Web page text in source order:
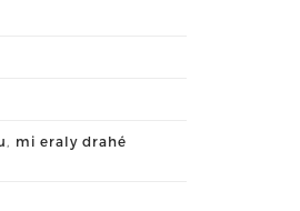
, mi eraly drahé